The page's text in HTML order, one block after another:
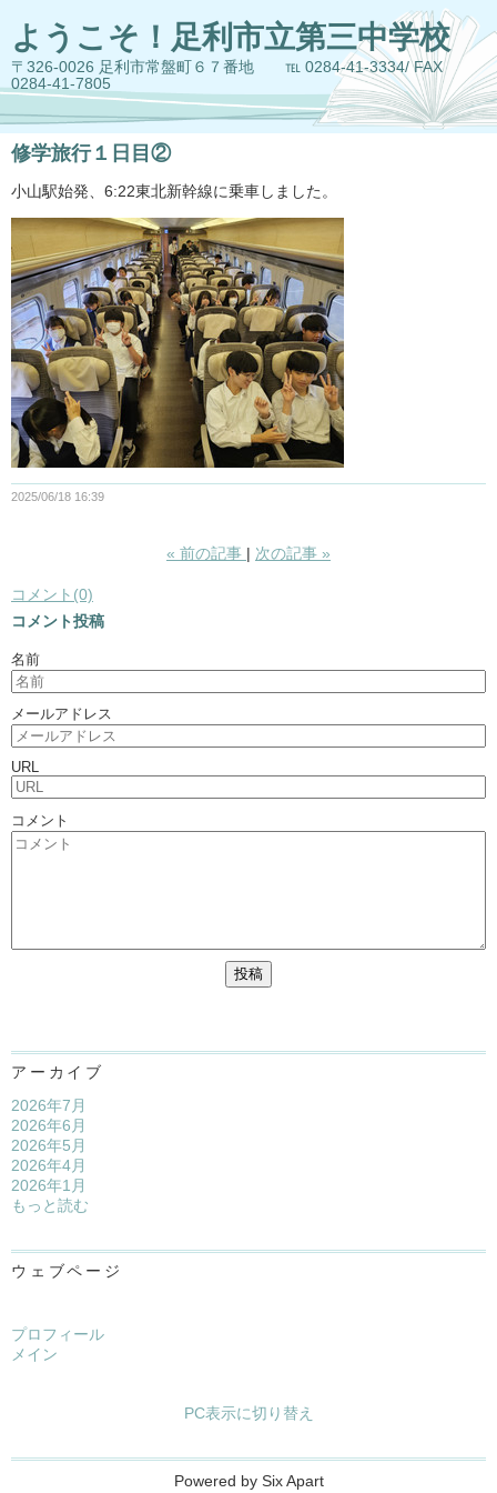
ようこそ！足利市立第三中学校
〒326-0026 足利市常盤町６７番地 ℡ 0284-41-3334/ FAX
0284-41-7805
修学旅行１日目②
小山駅始発、6:22東北新幹線に乗車しました。
2025/06/18 16:39
« 前の記事 次の記事 »
コメント(0)
コメント投稿
名前
メールアドレス
URL
コメント
アーカイブ
2026年7月
2026年6月
2026年5月
2026年4月
2026年1月
もっと読む
ウェブページ
プロフィール
メイン
PC表示に切り替え
Powered by Six Apart